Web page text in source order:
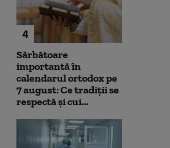
4
Sărbătoare
importantă în
calendarul ortodox pe
7 august: Ce tradiții se
respectă și cui...